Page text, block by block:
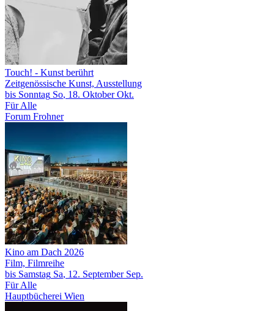
Touch! - Kunst berührt
Zeitgenössische Kunst, Ausstellung
bis Sonntag So, 18. Oktober Okt.
Für Alle
Forum Frohner
Kino am Dach 2026
Film, Filmreihe
bis Samstag Sa, 12. September Sep.
Für Alle
Hauptbücherei Wien